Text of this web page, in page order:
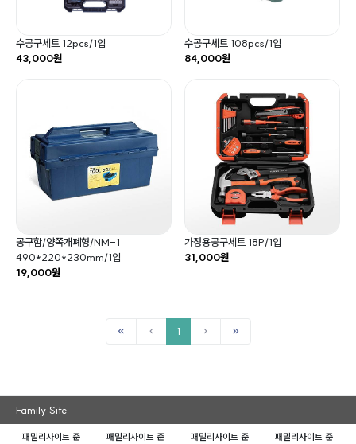
수공구세트 12pcs/1입
43,000원
수공구세트 108pcs/1입
84,000원
공구함/양쪽개폐형/NM-1
490*220*230mm/1입
19,000원
가정용공구세트 18P/1입
31,000원
1
Family Site
패밀리사이트 준
패밀리사이트 준
패밀리사이트 준
패밀리사이트 준